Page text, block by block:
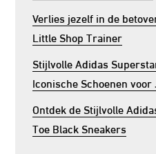
Verlies jezelf in de
Little Shop Trainer
Stijlvolle Adidas
Iconische Schoenen voor
Ontdek de Stijlvolle
Toe Black Sneakers